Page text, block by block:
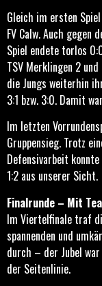
Gleich im ersten
FV Calw. Auch gegen
Spiel endete torlos
TSV Merklingen 2
die Jungs weiterhin
3:1 bzw. 3:0. Damit
Im letzten
Gruppensieg. Trotz
Defensivarbeit
1:2 aus unserer Sicht.
Finalrunde – Mit
Im Viertelfinale traf
spannenden und
durch – der Jubel
der Seitenlinie.